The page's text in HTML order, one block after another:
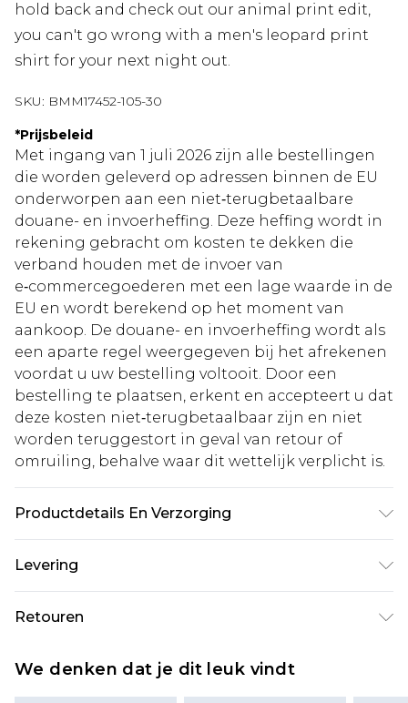
hold back and check out our animal print edit,
you can't go wrong with a men's leopard print
shirt for your next night out.
SKU: BMM17452-105-30
*Prijsbeleid
Met ingang van 1 juli 2026 zijn alle bestellingen
die worden geleverd op adressen binnen de EU
onderworpen aan een niet‑terugbetaalbare
douane- en invoerheffing. Deze heffing wordt in
rekening gebracht om kosten te dekken die
verband houden met de invoer van
e‑commercegoederen met een lage waarde in de
EU en wordt berekend op het moment van
aankoop. De douane- en invoerheffing wordt als
een aparte regel weergegeven bij het afrekenen
voordat u uw bestelling voltooit. Door een
bestelling te plaatsen, erkent en accepteert u dat
deze kosten niet‑terugbetaalbaar zijn en niet
worden teruggestort in geval van retour of
omruiling, behalve waar dit wettelijk verplicht is.
Productdetails En Verzorging
Levering
Standaardlevering Nederland
€5.99
Expressdienst Nederland
Retouren
vanaf de dag dat u het ontvangt om iets terug te
We denken dat je dit leuk vindt